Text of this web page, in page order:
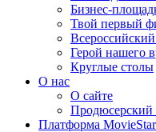
Бизнес-
Твой первый
Герой нашего
Круглые столы
О нас
О сайте
Продюсерский
Платформа